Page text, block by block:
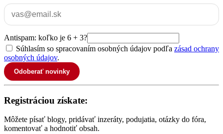
Antispam: koľko je 6 + 3?
Súhlasím so spracovaním osobných údajov podľa zásad ochrany
osobných údajov.
Odoberať novinky
Registráciou získate:
Môžete písať blogy, pridávať inzeráty, podujatia, otázky do fóra,
komentovať a hodnotiť obsah.